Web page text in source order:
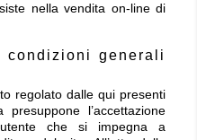
nella vendita on-line di
generali
regolato dalle qui presenti
l’accettazione
che si impegna a